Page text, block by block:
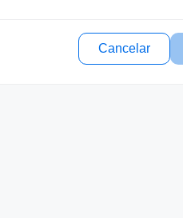
Cancelar